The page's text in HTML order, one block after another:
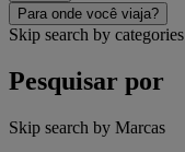
Para onde você viaja?
Skip search by categories
Pesquisar por
Skip search by Marcas